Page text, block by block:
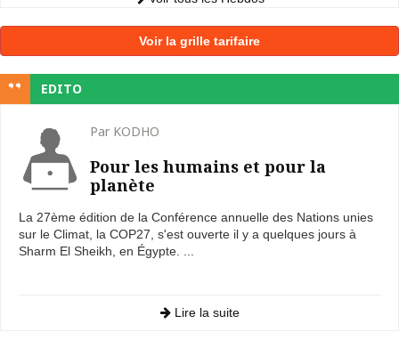
Voir la grille tarifaire
EDITO
Par KODHO
Pour les humains et pour la
planète
La 27ème édition de la Conférence annuelle des Nations unies
sur le Climat, la COP27, s'est ouverte il y a quelques jours à
Sharm El Sheikh, en Égypte. ...
Lire la suite